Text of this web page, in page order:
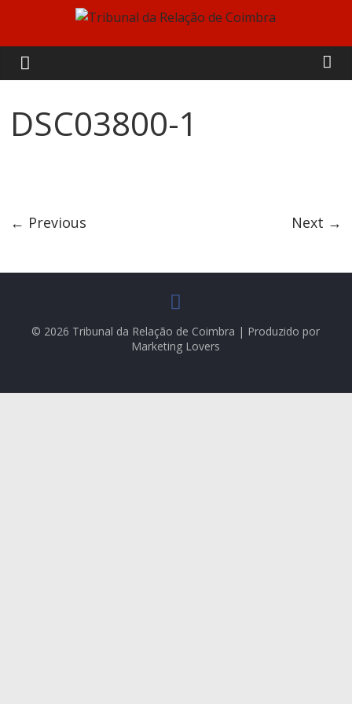
content
Tribunal
da
Relação
Coimbra
DSC03800-1
← Previous Next →
© 2026 Tribunal da Relação de Coimbra | Produzido por
Marketing Lovers